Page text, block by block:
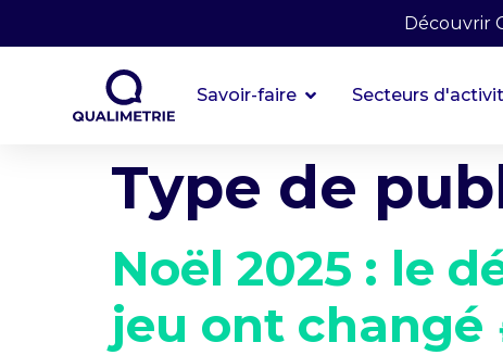
Découvrir
Savoir-faire Secteurs
Type de
Noël 2025 : le
jeu ont changé